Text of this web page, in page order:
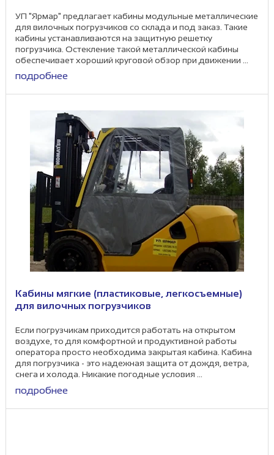
УП "Ярмар" предлагает кабины модульные металлические
для вилочных погрузчиков со склада и под заказ. Такие
кабины устанавливаются на защитную решетку
погрузчика. Остекление такой металлической кабины
обеспечивает хороший круговой обзор при движении ...
подробнее
Кабины мягкие (пластиковые, легкосъемные)
для вилочных погрузчиков
Если погрузчикам приходится работать на открытом
воздухе, то для комфортной и продуктивной работы
оператора просто необходима закрытая кабина. Кабина
для погрузчика - это надежная защита от дождя, ветра,
снега и холода. Никакие погодные условия ...
подробнее